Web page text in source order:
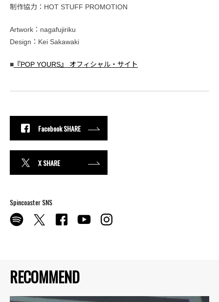
RECOMMEND
制作協力：HOT STUFF PROMOTION
Artwork：nagafujiriku
Design：Kei Sakawaki
■ 『POP YOURS』 オフィシャル・サイト
Facebook SHARE
X SHARE
Spincoaster SNS